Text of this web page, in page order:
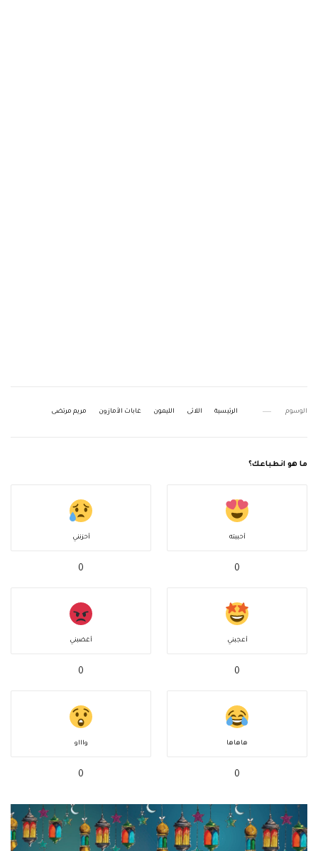
الوسوم الرئيسية اللائى الليمون غابات الأمازون مريم مرتضى
ما هو انطباعك؟
أحببته
0
أحزنني
0
أعجبني
0
أغضبني
0
هاهاها
0
واااو
0